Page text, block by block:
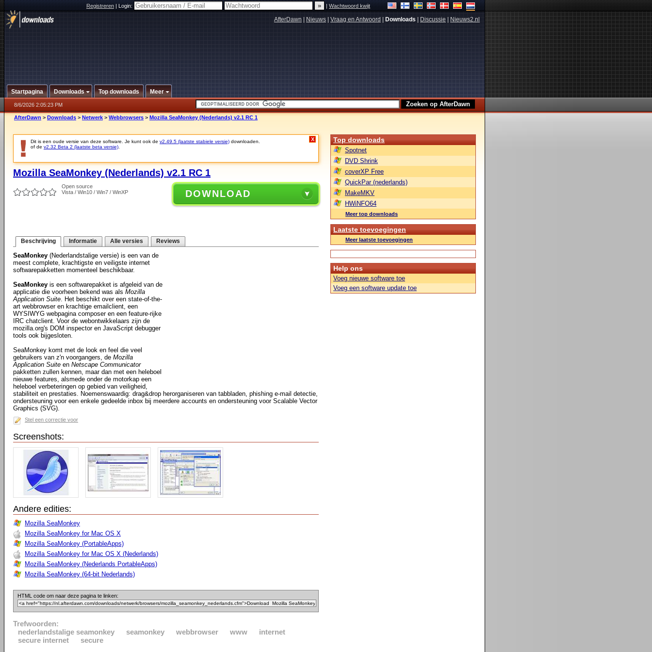
Registreren|Login: |Wachtwoord kwijt
AfterDawn Nieuws Vraag en Antwoord Downloads Discussie Nieuws2.nl
Startpagina Downloads Top downloads Meer
8/6/2026 2:05:23 PM
AfterDawn > Downloads > Netwerk > Webbrowsers > Mozilla SeaMonkey (Nederlands) v2.1 RC 1
Dit is een oude versie van deze software. Je kunt ook de v2.49.5 (laatste stabiele versie) downloaden.
of de v2.32 Beta 2 (laatste beta versie)
X
Mozilla SeaMonkey (Nederlands) v2.1 RC 1
Open source
Vista / Win10 / Win7 / WinXP
DOWNLOAD
Beschrijving Informatie Alle versies Reviews
SeaMonkey (Nederlandstalige versie) is een van de
meest complete, krachtigste en veiligste internet
softwarepakketten momenteel beschikbaar.
SeaMonkey is een softwarepakket is afgeleid van de
applicatie die voorheen bekend was als Mozilla
Application Suite. Het beschikt over een state-of-the-
art webbrowser en krachtige emailclient, een
WYSIWYG webpagina composer en een feature-rijke
IRC chatclient. Voor de webontwikkelaars zijn de
mozilla.org's DOM inspector en JavaScript debugger
tools ook bijgesloten.
SeaMonkey komt met de look en feel die veel
gebruikers van z'n voorgangers, de Mozilla
Application Suite en Netscape Communicator
pakketten zullen kennen, maar dan met een heleboel
nieuwe features, alsmede onder de motorkap een
heleboel verbeteringen op gebied van veiligheid,
stabiliteit en prestaties. Noemenswaardig: drag&drop herorganiseren van tabbladen, phishing e-mail detectie,
ondersteuning voor een enkele gedeelde inbox bij meerdere accounts en ondersteuning voor Scalable Vector
Graphics (SVG).
Stel een correctie voor
Screenshots:
Andere edities:
Mozilla SeaMonkey
Mozilla SeaMonkey for Mac OS X
Mozilla SeaMonkey (PortableApps)
Mozilla SeaMonkey for Mac OS X (Nederlands)
Mozilla SeaMonkey (Nederlands PortableApps)
Mozilla SeaMonkey (64-bit Nederlands)
HTML code om naar deze pagina te linken:
Trefwoorden:
nederlandstalige seamonkey
seamonkey webbrowser www
internet
secure internet
secure
Top downloads
Spotnet
DVD Shrink
coverXP Free
QuickPar (nederlands)
MakeMKV
HWiNFO64
Meer top downloads
Laatste toevoegingen
Meer laatste toevoegingen
Help ons
Voeg nieuwe software toe
Voeg een software update toe